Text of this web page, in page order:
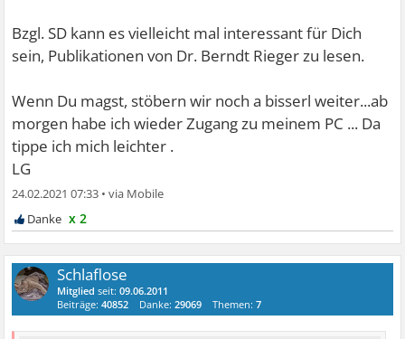
Bzgl. SD kann es vielleicht mal interessant für Dich
sein, Publikationen von Dr. Berndt Rieger zu lesen.
Wenn Du magst, stöbern wir noch a bisserl weiter...ab
morgen habe ich wieder Zugang zu meinem PC ... Da
tippe ich mich leichter .
LG
24.02.2021 07:33 •
x 2
Schlaflose
Mitglied seit:09.06.2011
Beiträge:40852 Danke:29069 Themen:7